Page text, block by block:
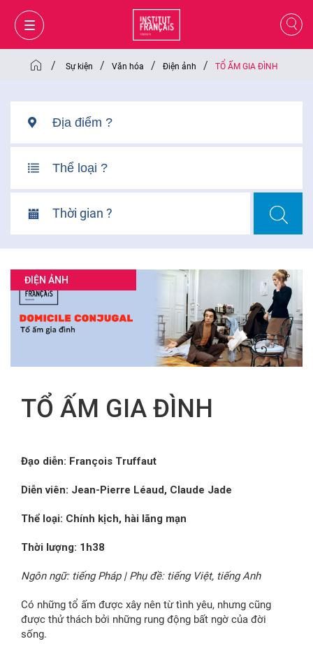
VI
VI
FR
/ Sự kiện / Văn hóa / Điện ảnh / TỔ ẤM GIA ĐÌNH
Thời gian ?
ĐIỆN ẢNH
TỔ ẤM GIA ĐÌNH
Đạo diễn: François Truffaut
Diễn viên: Jean-Pierre Léaud, Claude Jade
Thể loại: Chính kịch, hài lãng mạn
Thời lượng: 1h38
Ngôn ngữ: tiếng Pháp | Phụ đề: tiếng Việt, tiếng Anh
Có những tổ ấm được xây nên từ tình yêu, nhưng cũng
được thử thách bởi những rung động bất ngờ của đời
sống.